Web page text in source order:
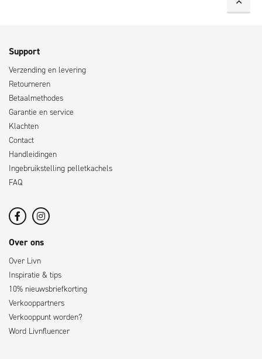
Support
Verzending en levering
Retourneren
Betaalmethodes
Garantie en service
Klachten
Contact
Handleidingen
Ingebruikstelling pelletkachels
FAQ
Over ons
Over Livn
Inspiratie & tips
10% nieuwsbriefkorting
Verkooppartners
Verkooppunt worden?
Word Livnfluencer